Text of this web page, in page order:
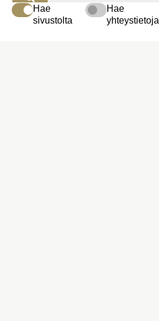
Hae
sivustolta
Hae
yhteystietoja